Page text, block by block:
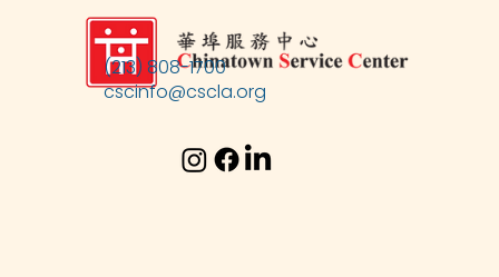
(213) 808-1700
cscinfo@cscla.org